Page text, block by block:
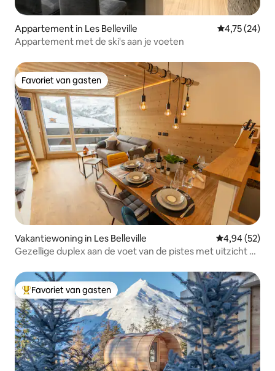
Appartement in Les Belleville Gemiddelde
4,75 (24)
Appartement met de ski's aan je voeten
Favoriet van gasten
Favoriet van gasten
Vakantiewoning in Les Belleville Gemiddelde
4,94 (52)
Gezellige duplex aan de voet van de pistes met uitzicht op
Topfavoriet van gasten
Favoriet van gasten